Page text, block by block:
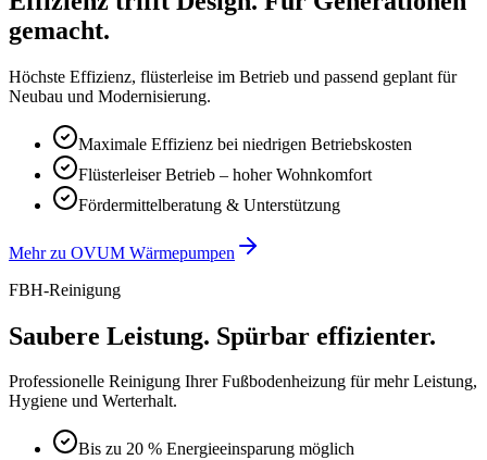
gemacht.
Höchste Effizienz, flüsterleise im Betrieb und passend geplant für
Neubau und Modernisierung.
Maximale Effizienz bei niedrigen Betriebskosten
Flüsterleiser Betrieb – hoher Wohnkomfort
Fördermittelberatung & Unterstützung
Mehr zu OVUM Wärmepumpen
FBH-Reinigung
Saubere Leistung. Spürbar effizienter.
Professionelle Reinigung Ihrer Fußbodenheizung für mehr Leistung,
Hygiene und Werterhalt.
Bis zu 20 % Energieeinsparung möglich